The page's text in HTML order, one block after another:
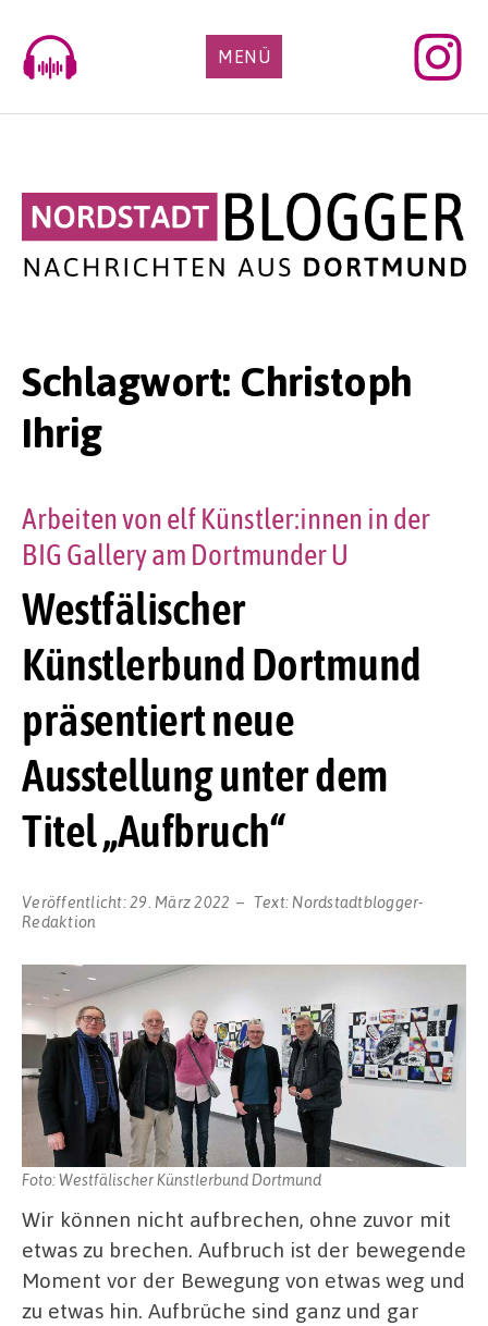
content
MENÜ
Schlagwort: Christoph
Ihrig
Westfälischer
Künstlerbund Dortmund
präsentiert neue
Ausstellung unter dem
Titel „Aufbruch“
Arbeiten von elf Künstler:innen in der
BIG Gallery am Dortmunder U
Veröffentlicht:29. März 2022 Text: Nordstadtblogger-
Redaktion
Foto: Westfälischer Künstlerbund Dortmund
Wir können nicht aufbrechen, ohne zuvor mit
etwas zu brechen. Aufbruch ist der bewegende
Moment vor der Bewegung von etwas weg und
zu etwas hin. Aufbrüche sind ganz und gar